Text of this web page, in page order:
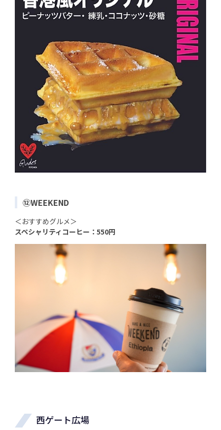
⑫WEEKEND
＜おすすめグルメ＞
スペシャリティコーヒー：550円
西ゲート広場